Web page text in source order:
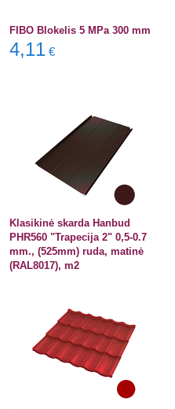
FIBO Blokelis 5 MPa 300 mm
4,11 €
Klasikinė skarda Hanbud
PHR560 "Trapecija 2" 0,5-0.7
mm., (525mm) ruda, matinė
(RAL8017), m2